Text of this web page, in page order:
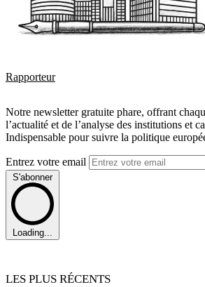
Rapporteur
Notre newsletter gratuite phare, offrant
l’actualité et de l’analyse des institutions et
Indispensable pour suivre la politique
Entrez votre email
S'abonner
Loading...
LES PLUS RÉCENTS